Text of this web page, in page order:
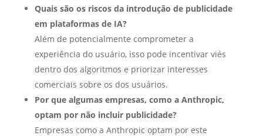
Quais são os riscos da introdução de publicidade
em plataformas de IA?
Além de potencialmente comprometer a
experiência do usuário, isso pode incentivar viés
dentro dos algoritmos e priorizar interesses
comerciais sobre os dos usuários.
Por que algumas empresas, como a Anthropic,
optam por não incluir publicidade?
Empresas como a Anthropic optam por este